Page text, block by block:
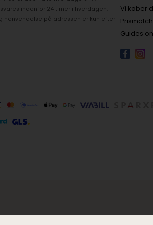
indenfor 24 timer i hverdagen.
henvendelse på adressen er kun efter
Vi køber
Guides